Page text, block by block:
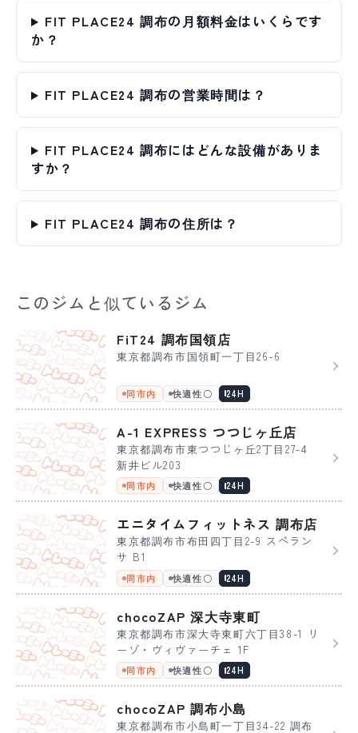
FIT PLACE24 調布の月額料金はいくらです
か？
FIT PLACE24 調布の営業時間は？
FIT PLACE24 調布にはどんな設備がありま
すか？
FIT PLACE24 調布の住所は？
このジムと似ているジム
FiT24 調布国領店
東京都調布市国領町一丁目26-6
同市内 快適性〇 24H
A-1 EXPRESS つつじヶ丘店
東京都調布市東つつじヶ丘2丁目27-4
新井ビル203
同市内 快適性〇 24H
エニタイムフィットネス 調布店
東京都調布市布田四丁目2-9 スペラン
サ B1
同市内 快適性〇 24H
chocoZAP 深大寺東町
東京都調布市深大寺東町六丁目38-1 リ
ーゾ・ヴィヴァーチェ 1F
同市内 快適性〇 24H
chocoZAP 調布小島
東京都調布市小島町一丁目34-22 調布